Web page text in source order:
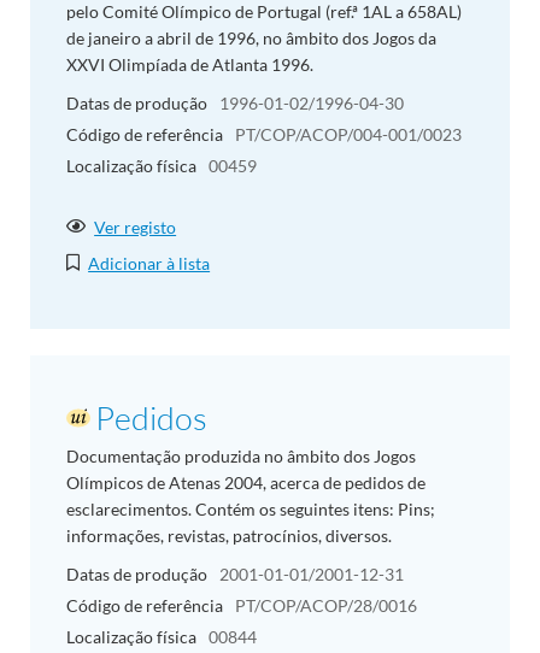
pelo Comité Olímpico de Portugal (ref.ª 1AL a 658AL)
de janeiro a abril de 1996, no âmbito dos Jogos da
XXVI Olimpíada de Atlanta 1996.
Datas de produção
1996-01-02/1996-04-30
Código de referência
PT/COP/ACOP/004-001/0023
Localização física 00459
Ver registo
Adicionar à lista
Pedidos
Documentação produzida no âmbito dos Jogos
Olímpicos de Atenas 2004, acerca de pedidos de
esclarecimentos. Contém os seguintes itens: Pins;
informações, revistas, patrocínios, diversos.
Datas de produção
2001-01-01/2001-12-31
Código de referência
PT/COP/ACOP/28/0016
Localização física 00844